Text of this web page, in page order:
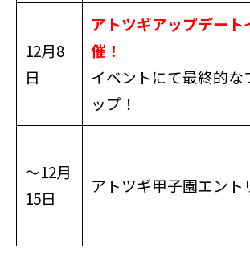
12月8
日
アトツギアップデート
催！
イベントにて最終的な
ップ！
〜12月
15日
アトツギ甲子園エント